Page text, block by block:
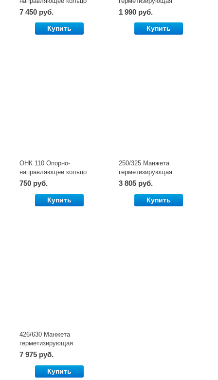
усиленное
7 450 руб.
Купить
Неразъёмная
1 990 руб.
Купить
ОНК 110 Опорно-
направляющее кольцо
750 руб.
Купить
250/325 Манжета
герметизирующая
Разъёмная
3 805 руб.
Купить
426/630 Манжета
герметизирующая
Разъёмная
7 975 руб.
Купить